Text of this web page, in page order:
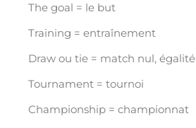
The goal = le but
Training = entraînement
Draw ou tie = match nul, égalité
Tournament = tournoi
Championship = championnat